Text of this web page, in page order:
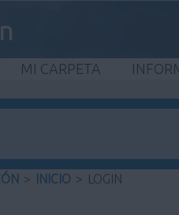
MI CARPETA
> INICIO > LOGIN